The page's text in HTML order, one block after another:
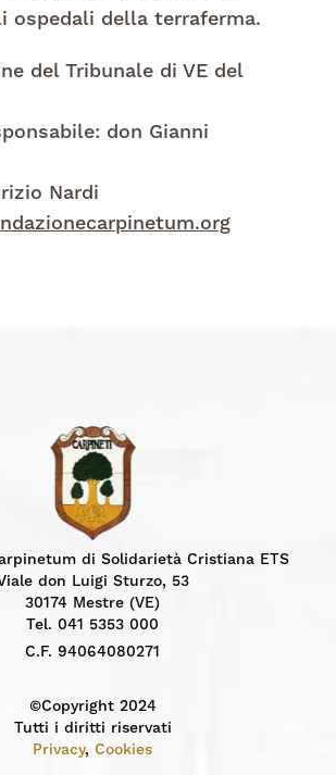
ospedali della terraferma.
del Tribunale di VE del
don Gianni
Nardi
di Solidarietà Cristiana ETS
don Luigi Sturzo, 53
30174 Mestre (VE)
Tel. 041 5353 000
C.F. 94064080271
©Copyright 2024
Tutti i diritti riservati
Privacy, Cookies